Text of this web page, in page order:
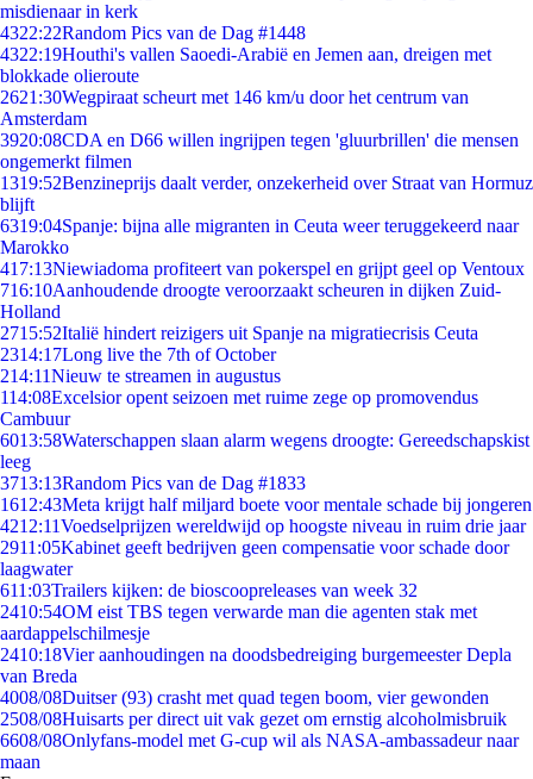
misdienaar in kerk
4322:22Random Pics van de Dag #1448
4322:19Houthi's vallen Saoedi-Arabië en Jemen aan, dreigen met
blokkade olieroute
2621:30Wegpiraat scheurt met 146 km/u door het centrum van
Amsterdam
3920:08CDA en D66 willen ingrijpen tegen 'gluurbrillen' die mensen
ongemerkt filmen
1319:52Benzineprijs daalt verder, onzekerheid over Straat van Hormuz
blijft
6319:04Spanje: bijna alle migranten in Ceuta weer teruggekeerd naar
Marokko
417:13Niewiadoma profiteert van pokerspel en grijpt geel op Ventoux
716:10Aanhoudende droogte veroorzaakt scheuren in dijken Zuid-
Holland
2715:52Italië hindert reizigers uit Spanje na migratiecrisis Ceuta
2314:17Long live the 7th of October
214:11Nieuw te streamen in augustus
114:08Excelsior opent seizoen met ruime zege op promovendus
Cambuur
6013:58Waterschappen slaan alarm wegens droogte: Gereedschapskist
leeg
3713:13Random Pics van de Dag #1833
1612:43Meta krijgt half miljard boete voor mentale schade bij jongeren
4212:11Voedselprijzen wereldwijd op hoogste niveau in ruim drie jaar
2911:05Kabinet geeft bedrijven geen compensatie voor schade door
laagwater
611:03Trailers kijken: de bioscoopreleases van week 32
2410:54OM eist TBS tegen verwarde man die agenten stak met
aardappelschilmesje
2410:18Vier aanhoudingen na doodsbedreiging burgemeester Depla
van Breda
4008/08Duitser (93) crasht met quad tegen boom, vier gewonden
2508/08Huisarts per direct uit vak gezet om ernstig alcoholmisbruik
6608/08Onlyfans-model met G-cup wil als NASA-ambassadeur naar
maan